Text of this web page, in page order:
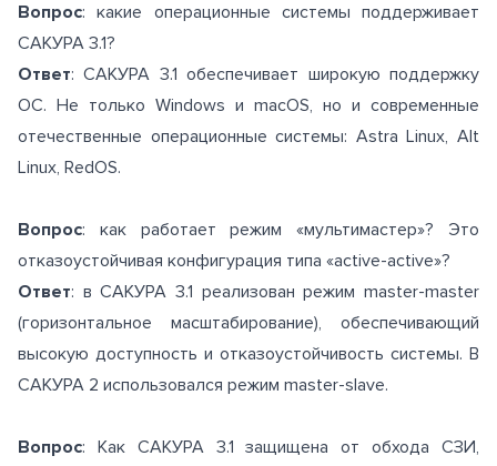
Вопрос: какие операционные системы поддерживает
САКУРА 3.1?
Ответ: САКУРА 3.1 обеспечивает широкую поддержку
ОС. Не только Windows и macOS, но и современные
отечественные операционные системы: Astra Linux, Alt
Linux, RedOS.
Вопрос: как работает режим «мультимастер»? Это
отказоустойчивая конфигурация типа «active-active»?
Ответ: в САКУРА 3.1 реализован режим master-master
(горизонтальное масштабирование), обеспечивающий
высокую доступность и отказоустойчивость системы. В
САКУРА 2 использовался режим master-slave.
Вопрос: Как САКУРА 3.1 защищена от обхода СЗИ,